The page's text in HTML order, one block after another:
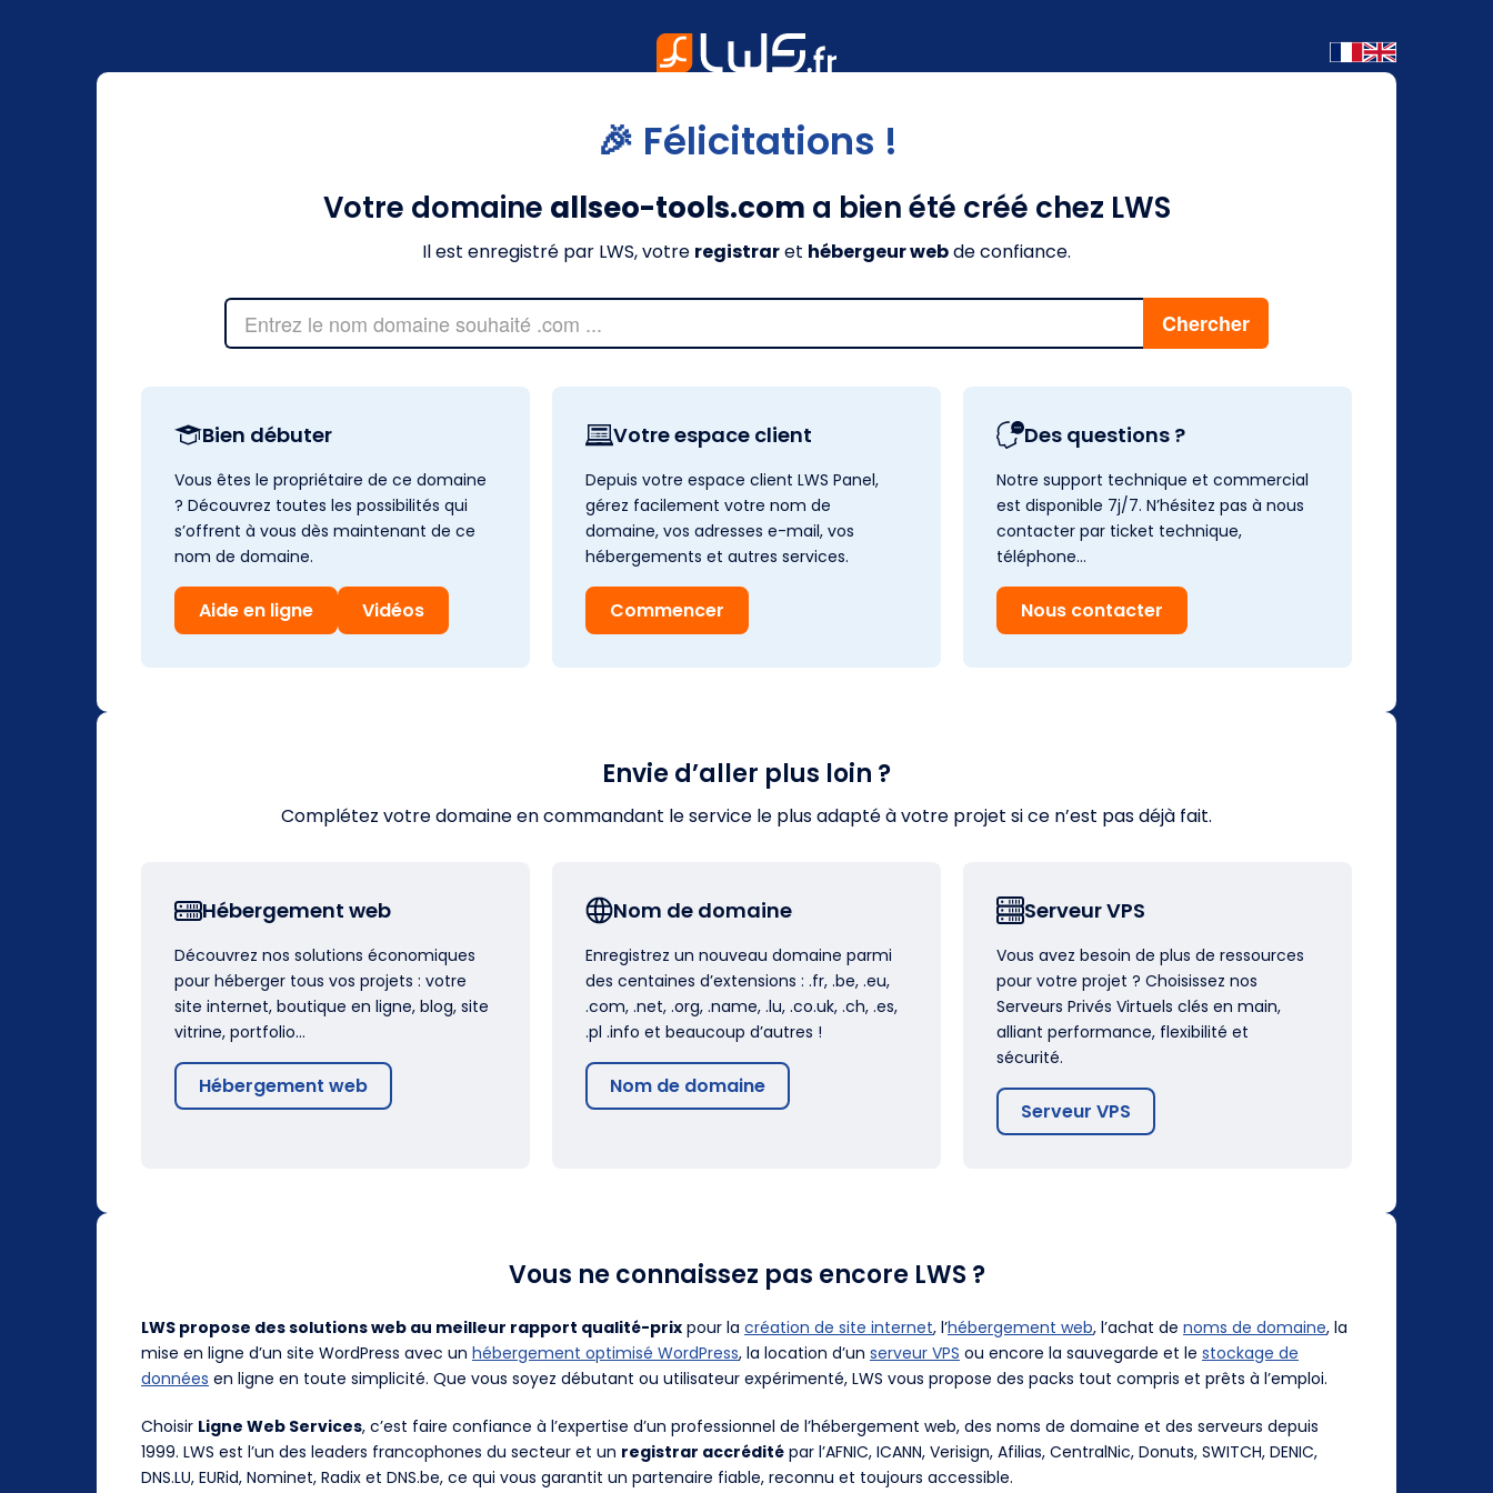
🎉 Félicitations !
Votre domaine allseo-tools.com a bien été créé chez LWS
Il est enregistré par LWS, votre registraret hébergeur webde confiance.
Bien débuter
Vous êtes le propriétaire de ce domaine
? Découvrez toutes les possibilités qui
s’offrent à vous dès maintenant de ce
nom de domaine.
Aide en ligne Vidéos
Votre espace client
Depuis votre espace client LWS Panel,
gérez facilement votre nom de
domaine, vos adresses e-mail, vos
hébergements et autres services.
Commencer
Des questions ?
Notre support technique et commercial
est disponible 7j/7. N’hésitez pas à nous
contacter par ticket technique,
téléphone…
Nous contacter
Envie d’aller plus loin ?
Complétez votre domaine en commandant le service le plus adapté à votre projet si ce n’est pas déjà fait.
Hébergement web
Découvrez nos solutions économiques
pour héberger tous vos projets : votre
site internet, boutique en ligne, blog, site
vitrine, portfolio…
Hébergement web
Nom de domaine
Enregistrez un nouveau domaine parmi
des centaines d’extensions : .fr, .be, .eu,
.com, .net, .org, .name, .lu, .co.uk, .ch, .es,
.pl .info et beaucoup d’autres !
Nom de domaine
Serveur VPS
Vous avez besoin de plus de ressources
pour votre projet ? Choisissez nos
Serveurs Privés Virtuels clés en main,
alliant performance, flexibilité et
sécurité.
Serveur VPS
Vous ne connaissez pas encore LWS ?
LWS propose des solutions web au meilleur rapport qualité-prix pour la création de site internet, l’hébergement web, l’achat de noms de domaine, la
mise en ligne d’un site WordPress avec un hébergement optimisé WordPress, la location d’un serveur VPS ou encore la sauvegarde et le stockage de
données en ligne en toute simplicité. Que vous soyez débutant ou utilisateur expérimenté, LWS vous propose des packs tout compris et prêts à l’emploi.
Choisir Ligne Web Services, c’est faire confiance à l’expertise d’un professionnel de l’hébergement web, des noms de domaine et des serveurs depuis
1999. LWS est l’un des leaders francophones du secteur et un registrar accrédité par l’AFNIC, ICANN, Verisign, Afilias, CentralNic, Donuts, SWITCH, DENIC,
DNS.LU, EURid, Nominet, Radix et DNS.be, ce qui vous garantit un partenaire fiable, reconnu et toujours accessible.